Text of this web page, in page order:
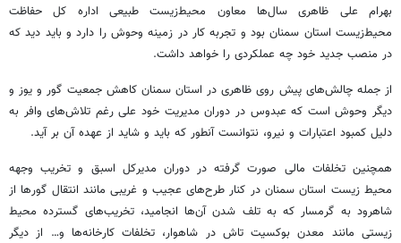
بهرام علی ظاهری سال‌ها معاون محیط‌زیست طبیعی اداره کل حفاظت
محیط‌زیست استان سمنان بود و تجربه کار در زمینه وحوش را دارد و باید دید که
در منصب جدید خود چه عملکردی را خواهد داشت.
از جمله چالش‌های پیش روی ظاهری در استان سمنان کاهش جمعیت گور و یوز و
دیگر وحوش است که عبدوس در دوران مدیریت خود علی رغم تلاش‌های وافر به
دلیل کمبود اعتبارات و نیرو، نتوانست آنطور که باید و شاید از عهده آن بر آید.
همچنین تخلفات مالی صورت گرفته در دوران مدیرکل اسبق و تخریب وجهه
محیط زیست استان سمنان در کنار طرح‌های عجیب و غریبی مانند انتقال گورها از
شاهرود به گرمسار که به تلف شدن آن‌ها انجامید، تخریب‌های گسترده محیط
زیستی مانند معدن بوکسیت تاش در شاهوار، تخلفات کارخانه‌ها و… از دیگر